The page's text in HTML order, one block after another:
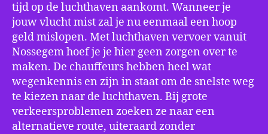
tijd op de luchthaven aankomt. Wanneer je
jouw vlucht mist zal je nu eenmaal een hoop
geld mislopen. Met luchthaven vervoer vanuit
Nossegem hoef je je hier geen zorgen over te
maken. De chauffeurs hebben heel wat
wegenkennis en zijn in staat om de snelste weg
te kiezen naar de luchthaven. Bij grote
verkeersproblemen zoeken ze naar een
alternatieve route, uiteraard zonder